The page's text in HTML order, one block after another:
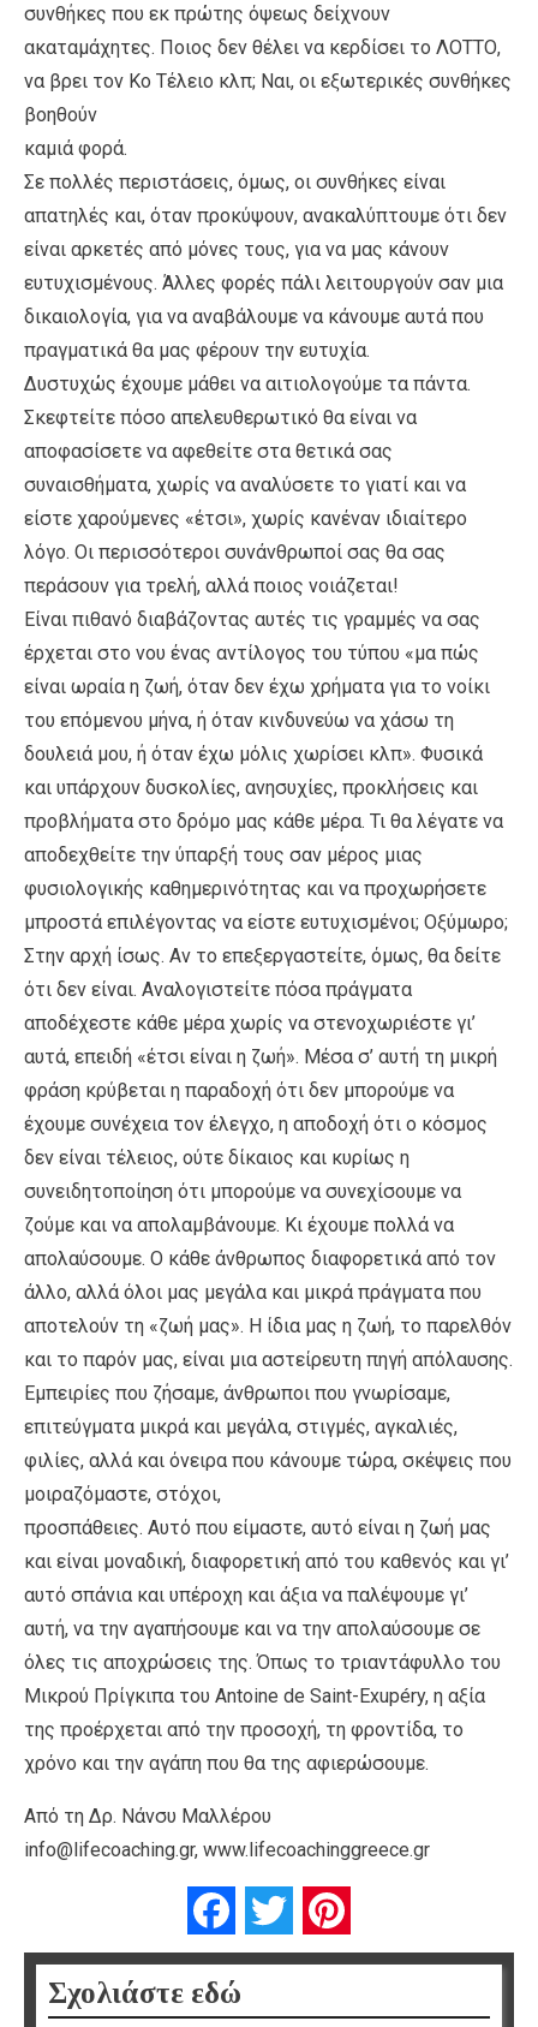
συνθήκες που εκ πρώτης όψεως δείχνουν
ακαταμάχητες. Ποιος δεν θέλει να κερδίσει το ΛΟΤΤΟ,
να βρει τον Κο Τέλειο κλπ; Ναι, οι εξωτερικές συνθήκες
βοηθούν
καμιά φορά.
Σε πολλές περιστάσεις, όμως, οι συνθήκες είναι
απατηλές και, όταν προκύψουν, ανακαλύπτουμε ότι δεν
είναι αρκετές από μόνες τους, για να μας κάνουν
ευτυχισμένους. Άλλες φορές πάλι λειτουργούν σαν μια
δικαιολογία, για να αναβάλουμε να κάνουμε αυτά που
πραγματικά θα μας φέρουν την ευτυχία.
Δυστυχώς έχουμε μάθει να αιτιολογούμε τα πάντα.
Σκεφτείτε πόσο απελευθερωτικό θα είναι να
αποφασίσετε να αφεθείτε στα θετικά σας
συναισθήματα, χωρίς να αναλύσετε το γιατί και να
είστε χαρούμενες «έτσι», χωρίς κανέναν ιδιαίτερο
λόγο. Οι περισσότεροι συνάνθρωποί σας θα σας
περάσουν για τρελή, αλλά ποιος νοιάζεται!
Είναι πιθανό διαβάζοντας αυτές τις γραμμές να σας
έρχεται στο νου ένας αντίλογος του τύπου «μα πώς
είναι ωραία η ζωή, όταν δεν έχω χρήματα για το νοίκι
του επόμενου μήνα, ή όταν κινδυνεύω να χάσω τη
δουλειά μου, ή όταν έχω μόλις χωρίσει κλπ». Φυσικά
και υπάρχουν δυσκολίες, ανησυχίες, προκλήσεις και
προβλήματα στο δρόμο μας κάθε μέρα. Τι θα λέγατε να
αποδεχθείτε την ύπαρξή τους σαν μέρος μιας
φυσιολογικής καθημερινότητας και να προχωρήσετε
μπροστά επιλέγοντας να είστε ευτυχισμένοι; Οξύμωρο;
Στην αρχή ίσως. Αν το επεξεργαστείτε, όμως, θα δείτε
ότι δεν είναι. Αναλογιστείτε πόσα πράγματα
αποδέχεστε κάθε μέρα χωρίς να στενοχωριέστε γι’
αυτά, επειδή «έτσι είναι η ζωή». Μέσα σ’ αυτή τη μικρή
φράση κρύβεται η παραδοχή ότι δεν μπορούμε να
έχουμε συνέχεια τον έλεγχο, η αποδοχή ότι ο κόσμος
δεν είναι τέλειος, ούτε δίκαιος και κυρίως η
συνειδητοποίηση ότι μπορούμε να συνεχίσουμε να
ζούμε και να απολαμβάνουμε. Κι έχουμε πολλά να
απολαύσουμε. Ο κάθε άνθρωπος διαφορετικά από τον
άλλο, αλλά όλοι μας μεγάλα και μικρά πράγματα που
αποτελούν τη «ζωή μας». Η ίδια μας η ζωή, το παρελθόν
και το παρόν μας, είναι μια αστείρευτη πηγή απόλαυσης.
Εμπειρίες που ζήσαμε, άνθρωποι που γνωρίσαμε,
επιτεύγματα μικρά και μεγάλα, στιγμές, αγκαλιές,
φιλίες, αλλά και όνειρα που κάνουμε τώρα, σκέψεις που
μοιραζόμαστε, στόχοι,
προσπάθειες. Αυτό που είμαστε, αυτό είναι η ζωή μας
και είναι μοναδική, διαφορετική από του καθενός και γι’
αυτό σπάνια και υπέροχη και άξια να παλέψουμε γι’
αυτή, να την αγαπήσουμε και να την απολαύσουμε σε
όλες τις αποχρώσεις της. Όπως το τριαντάφυλλο του
Μικρού Πρίγκιπα του Antoine de Saint-Exupéry, η αξία
της προέρχεται από την προσοχή, τη φροντίδα, το
χρόνο και την αγάπη που θα της αφιερώσουμε.
Από τη Δρ. Νάνσυ Μαλλέρου
info@lifecoaching.gr, www.lifecoachinggreece.gr
FacebookTwitter
Σχολιάστε εδώ